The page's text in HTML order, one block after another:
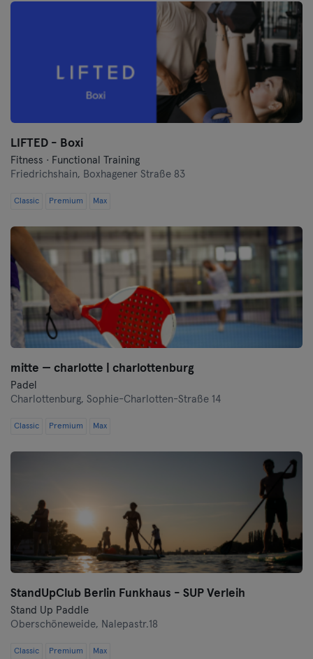
LIFTED - Boxi
Fitness · Functional Training
Friedrichshain, Boxhagener Straße 83
Classic Premium Max
mitte — charlotte | charlottenburg
Padel
Charlottenburg, Sophie-Charlotten-Straße 14
Classic Premium Max
StandUpClub Berlin Funkhaus - SUP Verleih
Stand Up Paddle
Oberschöneweide, Nalepastr.18
Classic Premium Max